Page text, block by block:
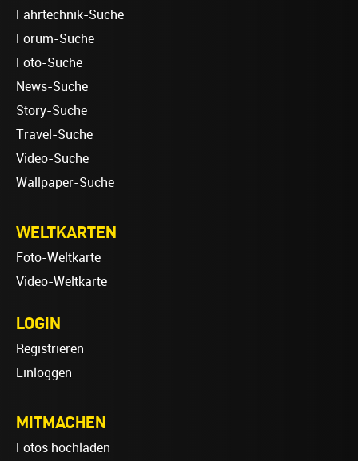
Fahrtechnik-Suche
Forum-Suche
Foto-Suche
News-Suche
Story-Suche
Travel-Suche
Video-Suche
Wallpaper-Suche
WELTKARTEN
Foto-Weltkarte
Video-Weltkarte
LOGIN
Registrieren
Einloggen
MITMACHEN
Fotos hochladen